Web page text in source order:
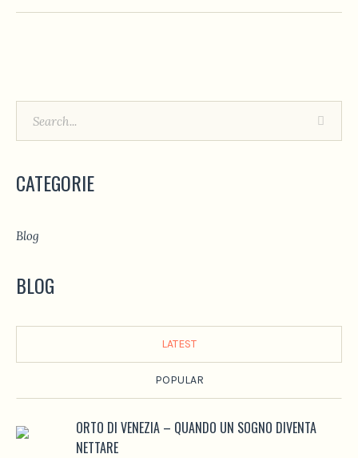
CATEGORIE
Blog
BLOG
LATEST
POPULAR
ORTO DI VENEZIA – QUANDO UN SOGNO DIVENTA
NETTARE